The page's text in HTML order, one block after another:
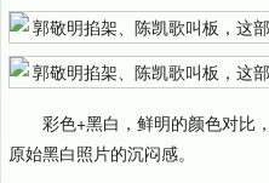
彩色+黑白，鲜明的颜色对比
原始黑白照片的沉闷感。